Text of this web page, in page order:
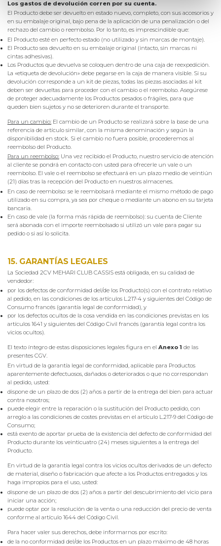
Los gastos de devolución corren por su cuenta.
El Producto debe ser devuelto en estado nuevo, completo, con sus accesorios y
en su embalaje original, bajo pena de la aplicación de una penalización o del
rechazo del cambio o reembolso. Por lo tanto, es imprescindible que:
El Producto esté en perfecto estado (no utilizado y sin marcas de montaje).
El Producto sea devuelto en su embalaje original (intacto, sin marcas ni
cintas adhesivas).
Los Productos que devuelva se coloquen dentro de una caja de reexpedición.
La «etiqueta de devolución» debe pegarse en la caja de manera visible. Si su
devolución corresponde a un kit de piezas, todas las piezas asociadas al kit
deben ser devueltas para proceder con el cambio o el reembolso. Asegúrese
de proteger adecuadamente los Productos pesados o frágiles, para que
queden bien sujetos y no se deterioren durante el transporte.
Para un cambio: El cambio de un Producto se realizará sobre la base de una
referencia de artículo similar, con la misma denominación y según la
disponibilidad en stock. Si el cambio no fuera posible, procederemos al
reembolso del Producto.
Para un reembolso: Una vez recibido el Producto, nuestro servicio de atención
al cliente se pondrá en contacto con usted para ofrecerle un vale o un
reembolso. El vale o el reembolso se efectuará en un plazo medio de veintiún
(21) días tras la recepción del Producto en nuestros almacenes.
En caso de reembolso: se le reembolsará mediante el mismo método de pago
utilizado en su compra, ya sea por cheque o mediante un abono en su tarjeta
bancaria.
En caso de vale (la forma más rápida de reembolso): su cuenta de Cliente
será abonada con el importe reembolsado si utilizó un vale para pagar su
pedido o si así lo solicita.
15. GARANTÍAS LEGALES
La Sociedad 2CV MEHARI CLUB CASSIS está obligada, en su calidad de
vendedor:
por los defectos de conformidad del/de los Producto(s) con el contrato relativo
al pedido, en las condiciones de los artículos L.217-4 y siguientes del Código de
Consumo francés (garantía legal de conformidad), y
por los defectos ocultos de la cosa vendida en las condiciones previstas en los
artículos 1641 y siguientes del Código Civil francés (garantía legal contra los
vicios ocultos).
El texto íntegro de estas disposiciones legales figura en el Anexo 1 de las
presentes CGV.
En virtud de la garantía legal de conformidad, aplicable para Productos
aparentemente defectuosos, dañados o deteriorados o que no correspondan
al pedido, usted:
dispone de un plazo de dos (2) años a partir de la entrega del bien para actuar
contra nosotros;
puede elegir entre la reparación o la sustitución del Producto pedido, con
arreglo a las condiciones de costes previstas en el artículo L.217-9 del Código de
Consumo;
está exento de aportar prueba de la existencia del defecto de conformidad del
Producto durante los veinticuatro (24) meses siguientes a la entrega del
Producto.
En virtud de la garantía legal contra los vicios ocultos derivados de un defecto
de material, diseño o fabricación que afecte a los Productos entregados y los
haga impropios para el uso, usted:
dispone de un plazo de dos (2) años a partir del descubrimiento del vicio para
iniciar una acción;
puede optar por la resolución de la venta o una reducción del precio de venta
conforme al artículo 1644 del Código Civil.
Para hacer valer sus derechos, debe informarnos por escrito:
de la no conformidad del/de los Productos en un plazo máximo de 48 horas